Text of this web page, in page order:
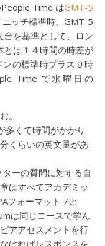
Time はGMT-5
ニッチ標準時、GMT-5
台を基準として、ロン
とは１４時間の時差が
の標準時プラス９時
Time で水曜日の
。
多くて時間がかかり
くらいの英文量があ
ーの質問に対する自
はすべてアカデミッ
フォーマット 7th
は同じコースで学ん
アアセスメントを行
ければレスポンスを